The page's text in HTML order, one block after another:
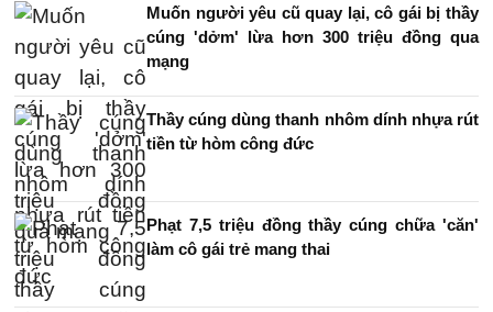
Muốn người yêu cũ quay lại, cô gái bị thầy
cúng 'dởm' lừa hơn 300 triệu đồng qua
mạng
Thầy cúng dùng thanh nhôm dính nhựa rút
tiền từ hòm công đức
Phạt 7,5 triệu đồng thầy cúng chữa 'căn'
làm cô gái trẻ mang thai